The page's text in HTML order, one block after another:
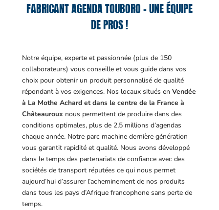
FABRICANT AGENDA TOUBORO – UNE ÉQUIPE
DE PROS !
Notre équipe, experte et passionnée (plus de 150
collaborateurs) vous conseille et vous guide dans vos
choix pour obtenir un produit personnalisé de qualité
répondant à vos exigences. Nos locaux situés en Vendée
à La Mothe Achard et dans le centre de la France à
Châteauroux nous permettent de produire dans des
conditions optimales, plus de 2,5 millions d’agendas
chaque année. Notre parc machine dernière génération
vous garantit rapidité et qualité. Nous avons développé
dans le temps des partenariats de confiance avec des
sociétés de transport réputées ce qui nous permet
aujourd’hui d’assurer l’acheminement de nos produits
dans tous les pays d’Afrique francophone sans perte de
temps.